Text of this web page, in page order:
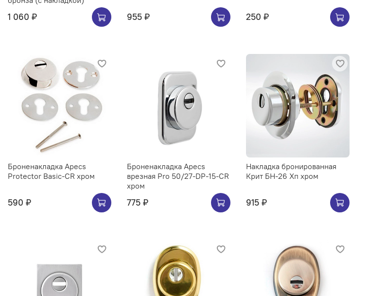
1 060 ₽ 955 ₽ 250 ₽
Броненакладка Apecs
Protector Basic-CR хром
590 ₽
Броненакладка Apecs
врезная Pro 50/27-DP-15-CR
хром
775 ₽
Накладка бронированная
Крит БН-26 Хп хром
915 ₽